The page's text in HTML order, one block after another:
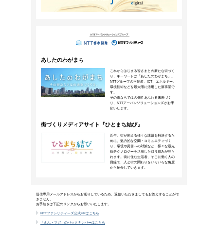
ワーカーのクリエイティビティ
2022年12月1日公開
ワーカーのクリエイティビティを引きだす
なものなのでしょうか。知識経営（ナレッ
支援するワークスタイルやリーダーシップ
トピックス
NTTファシリティーズ2023カレ